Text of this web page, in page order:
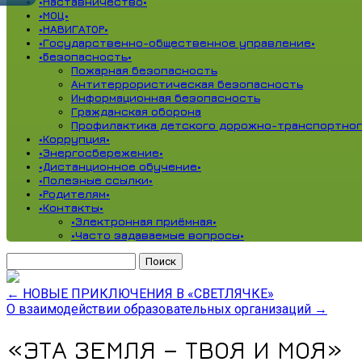
•МОЦ•
•НАВИГАТОР•
•Государственно-общественное управление•
•Безопасность•
Пожарная безопасность
Антитеррористическая безопасность
Информационная безопасность
Гражданская оборона
Профилактика детского дорожно-
•Коррупция•
•Энергосбережение•
•Дистанционное обучение•
•Полезные ссылки•
•Родителям•
•Контакты•
•Электронная приёмная•
•Часто задаваемые вопросы•
← НОВЫЕ ПРИКЛЮЧЕНИЯ В «СВЕТЛЯЧКЕ»
О взаимодействии образовательных организаций →
«ЭТА ЗЕМЛЯ – ТВОЯ И МОЯ»